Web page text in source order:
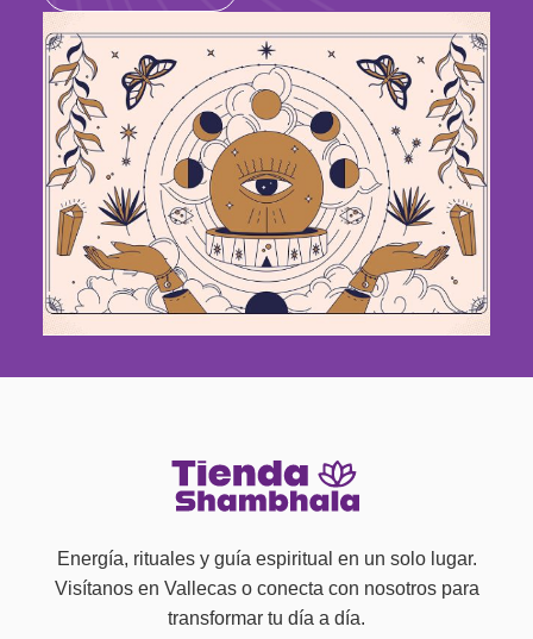
Energía, rituales y guía espiritual en un solo lugar.
Visítanos en Vallecas o conecta con nosotros para
transformar tu día a día.